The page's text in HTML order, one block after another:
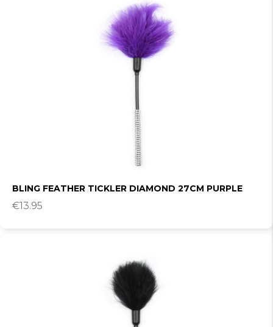
BLING FEATHER TICKLER DIAMOND 27CM PURPLE
€13.95